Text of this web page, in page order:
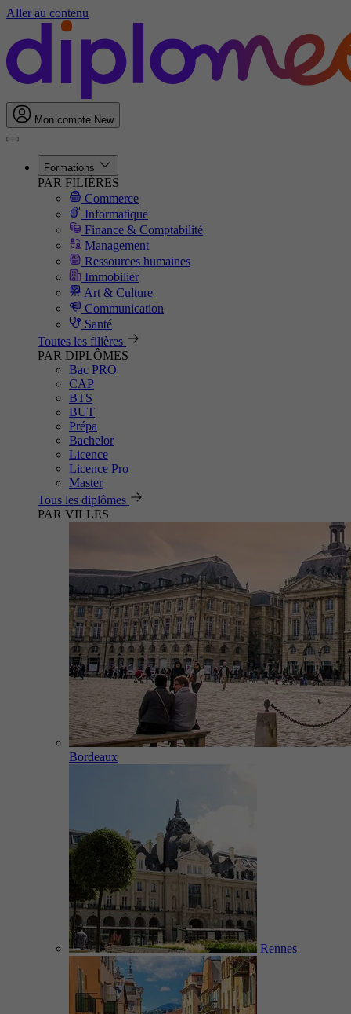
Aller au contenu
Mon compte New
Formations
PAR FILIÈRES
Commerce
Informatique
Finance & Comptabilité
Management
Ressources humaines
Immobilier
Art & Culture
Communication
Santé
Toutes les filières
PAR DIPLÔMES
Bac PRO
CAP
BTS
BUT
Prépa
Bachelor
Licence
Licence Pro
Master
Tous les diplômes
PAR VILLES
Bordeaux
Rennes